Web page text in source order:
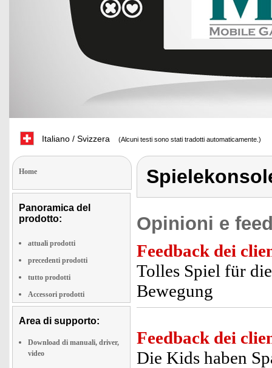
Italiano / Svizzera (Alcuni testi sono stati tradotti automaticamente.)
Home
Panoramica del
prodotto:
attuali prodotti
precedenti prodotti
tutto prodotti
Accessori prodotti
Area di supporto:
Download di manuali, driver,
video
Opinioni e
Feedback dei
Tolles Spiel für
Bewegung
Feedback dei
Die Kids haben